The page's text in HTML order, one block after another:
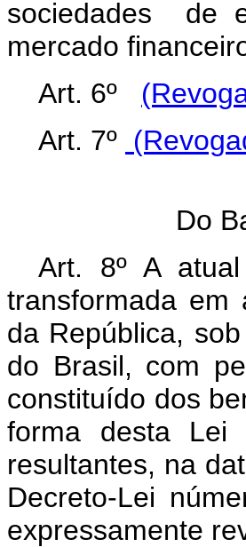
sociedades de
mercado
Art. 6º
Art. 7º
Do
Art. 8º A
transformada em
da República,
do Brasil, com
constituído dos
forma desta
resultantes, na
Decreto-Lei
expressamente